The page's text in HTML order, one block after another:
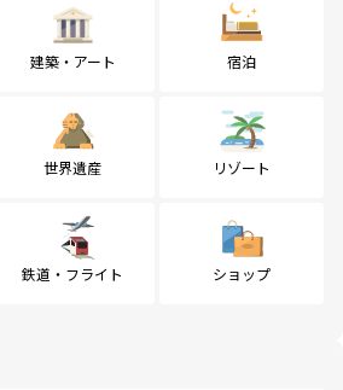
建築・アート 宿泊
世界遺産 リゾート
鉄道・フライト ショップ